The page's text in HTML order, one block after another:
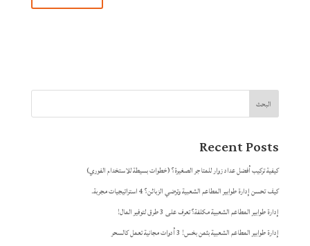
البحث
Recent Posts
كيفية تركيب أفضل عداد زوار للمتاجر الصغيرة؟ (خطوات بسيطة للاستخدام الفوري)
كيف تحسن إدارة طوابير المطاعم الشعبية وترضي الزبائن؟ 4 استراتيجيات مجربة.
إدارة طوابير المطاعم الشعبية مكلفة؟ تعرف على 3 طرق لتوفير المال!
إدارة طوابير المطاعم الشعبية بثمن بخس! 3 أدوات مجانية تعمل كالسحر